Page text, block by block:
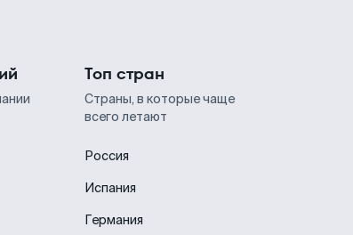
Топ стран
Страны, в которые чаще
всего летают
Россия
Испания
Германия